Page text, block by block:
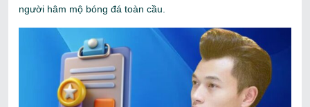
người hâm mộ bóng đá toàn cầu.